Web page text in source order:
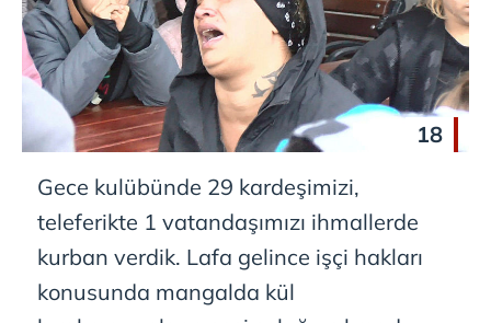
18
Gece kulübünde 29 kardeşimizi,
teleferikte 1 vatandaşımızı ihmallerde
kurban verdik. Lafa gelince işçi hakları
konusunda mangalda kül